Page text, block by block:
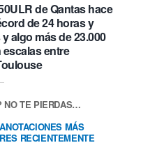
de Qantas hace
de 24 horas y
algo más de 23.000
entre
NO TE PIERDAS…
MÁS
RECIENTEMENTE